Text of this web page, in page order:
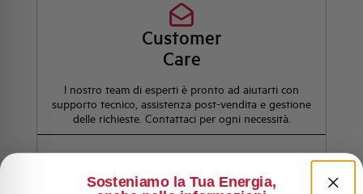
Customer
Care
l nostro team di esperti è pronto ad aiutarti con
supporto tecnico, assistenza post-vendita e gestione
delle richieste. Contattaci per ogni necessità.
Sosteniamo la Tua Energia,